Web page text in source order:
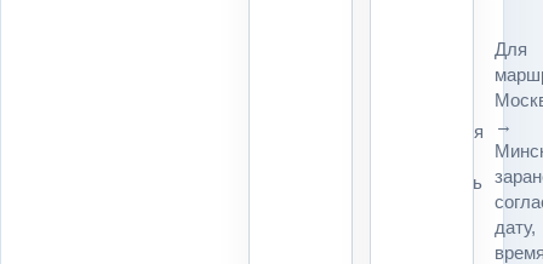
повреждения
возможность
Для
→
дату,